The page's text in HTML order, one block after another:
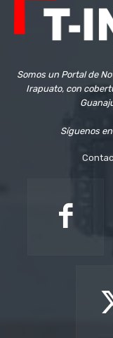
Somos un Portal de
Irapuato, con
Síguenos